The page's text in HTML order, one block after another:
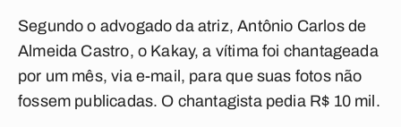
Segundo o advogado da atriz, Antônio Carlos de
Almeida Castro, o Kakay, a vítima foi chantageada
por um mês, via e-mail, para que suas fotos não
fossem publicadas. O chantagista pedia R$ 10 mil.